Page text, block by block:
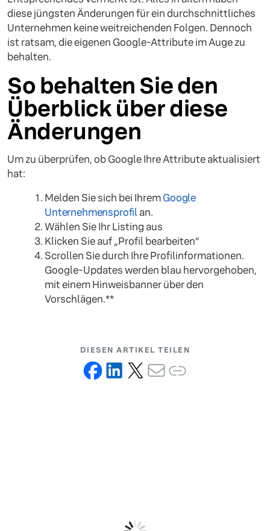
diese jüngsten Änderungen für ein durchschnittliches
Unternehmen keine weitreichenden Folgen. Dennoch
ist ratsam, die eigenen Google-Attribute im Auge zu
behalten.
So behalten Sie den
Überblick über diese
Änderungen
Um zu überprüfen, ob Google Ihre Attribute aktualisiert
hat:
Melden Sie sich bei IhremGoogle
Unternehmensprofil an.
Wählen Sie Ihr Listing aus
Klicken Sie auf „Profil bearbeiten“
Scrollen Sie durch Ihre Profilinformationen.
Google-Updates werden blau hervorgehoben,
mit einem Hinweisbanner über den
Vorschlägen.**
DIESEN ARTIKEL TEILEN